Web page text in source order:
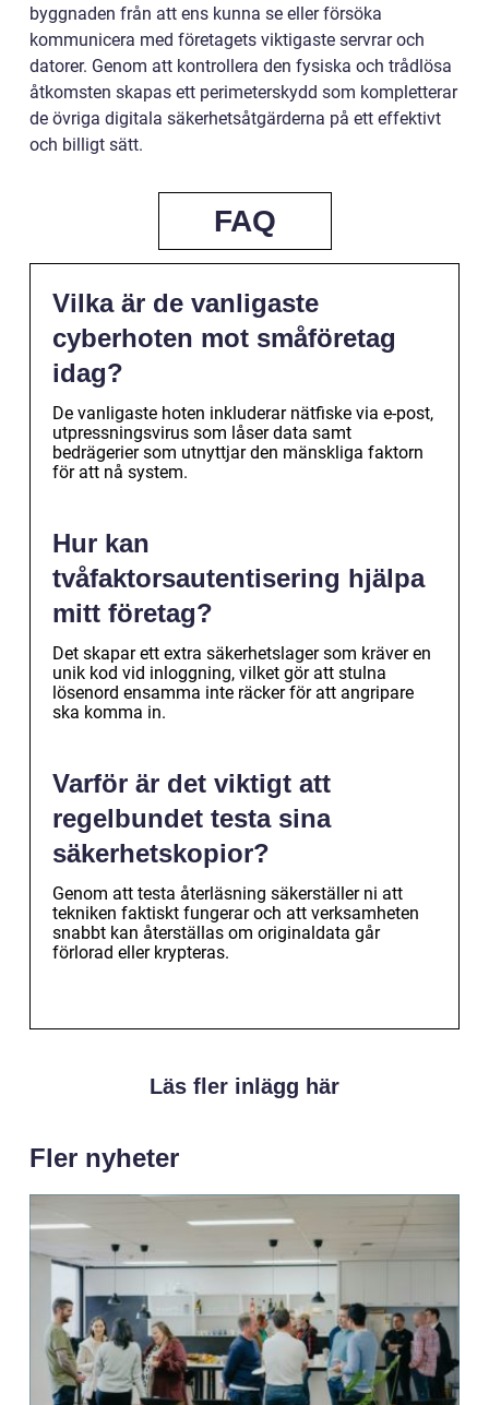
byggnaden från att ens kunna se eller försöka
kommunicera med företagets viktigaste servrar och
datorer. Genom att kontrollera den fysiska och trådlösa
åtkomsten skapas ett perimeterskydd som kompletterar
de övriga digitala säkerhetsåtgärderna på ett effektivt
och billigt sätt.
FAQ
Vilka är de vanligaste
cyberhoten mot småföretag
idag?
De vanligaste hoten inkluderar nätfiske via e-post,
utpressningsvirus som låser data samt
bedrägerier som utnyttjar den mänskliga faktorn
för att nå system.
Hur kan
tvåfaktorsautentisering hjälpa
mitt företag?
Det skapar ett extra säkerhetslager som kräver en
unik kod vid inloggning, vilket gör att stulna
lösenord ensamma inte räcker för att angripare
ska komma in.
Varför är det viktigt att
regelbundet testa sina
säkerhetskopior?
Genom att testa återläsning säkerställer ni att
tekniken faktiskt fungerar och att verksamheten
snabbt kan återställas om originaldata går
förlorad eller krypteras.
Läs fler inlägg här
Fler nyheter